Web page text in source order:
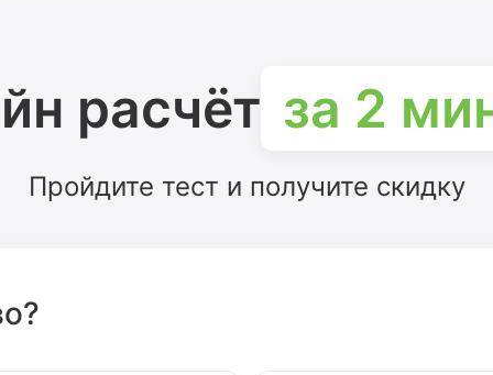
расчёт за 2
Пройдите тест и получите скидку